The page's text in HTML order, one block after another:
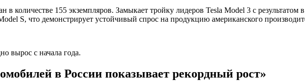
количестве 155 экземпляров. Замыкает тройку лидеров Tesla Model 3 с
S, что демонстрирует устойчивый спрос на продукцию американского
вырос с начала года.
в России показывает рекордный рост»